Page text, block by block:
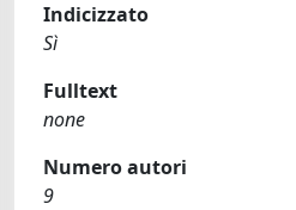
Indicizzato
Sì
Fulltext
none
Numero autori
9